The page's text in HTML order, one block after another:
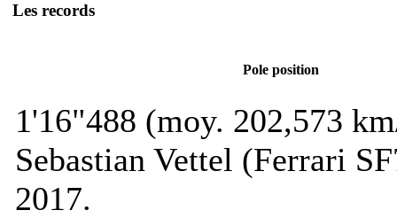
Les records
Pole position
1'16"488 (moy. 202,573
Sebastian Vettel (Ferrari
2017.